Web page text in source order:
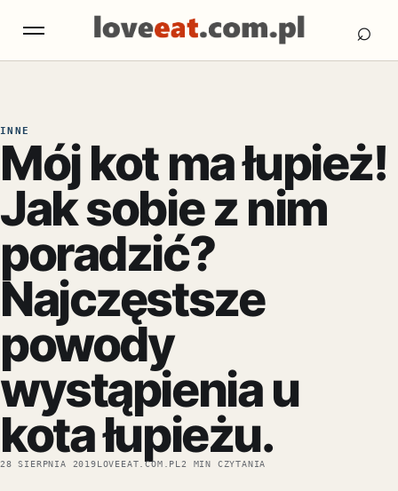
Otwórz menu ⌕
INNE
Mój kot ma łupież!
Jak sobie z nim
poradzić?
Najczęstsze
powody
wystąpienia u
kota łupieżu.
28 SIERPNIA 2019LOVEEAT.COM.PL2 MIN CZYTANIA